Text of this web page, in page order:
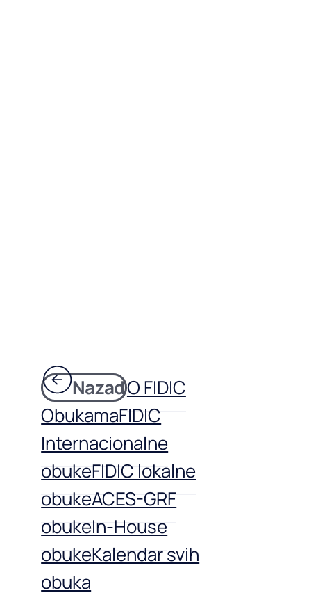
NazadO FIDIC
ObukamaFIDIC
Internacionalne
obukeFIDIC lokalne
obukeACES-GRF
obukeIn-House
obukeKalendar svih
obuka